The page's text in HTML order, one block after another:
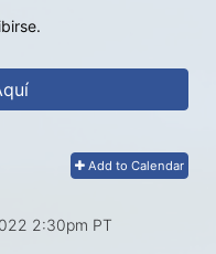
Add to Calendar
2:30pm PT